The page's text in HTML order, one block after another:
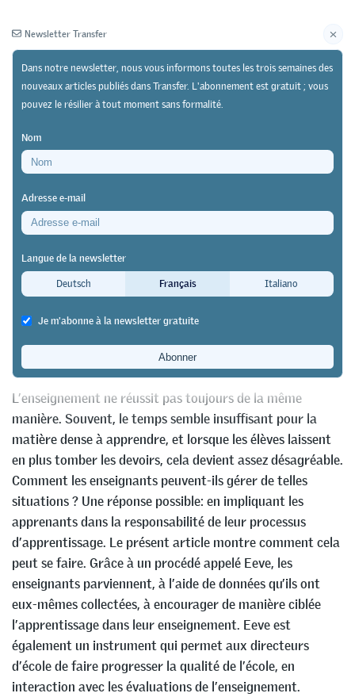
Newsletter Archives
02/11/23
Procédé éprouvé de développement de
FHNW
Plus de succès dans l’enseignement
avec Eeve
Kathrin Pirani,Wolfgang Beywl&Ivo Schorn
L’enseignement ne réussit pas toujours de la même
manière. Souvent, le temps semble insuffisant pour la
matière dense à apprendre, et lorsque les élèves laissent
en plus tomber les devoirs, cela devient assez désagréable.
Comment les enseignants peuvent-ils gérer de telles
situations ? Une réponse possible: en impliquant les
apprenants dans la responsabilité de leur processus
d’apprentissage. Le présent article montre comment cela
peut se faire. Grâce à un procédé appelé Eeve, les
enseignants parviennent, à l’aide de données qu’ils ont
eux-mêmes collectées, à encourager de manière ciblée
l’apprentissage dans leur enseignement. Eeve est
également un instrument qui permet aux directeurs
d’école de faire progresser la qualité de l’école, en
interaction avec les évaluations de l’enseignement.
Newsletter Transfer
Dans notre newsletter, nous vous informons toutes les trois semaines des
nouveaux articles publiés dans Transfer. L'abonnement est gratuit ; vous
pouvez le résilier à tout moment sans formalité.
Nom
Adresse e-mail
Langue de la newsletter
Deutsch
Français Italiano
Je m'abonne à la newsletter gratuite